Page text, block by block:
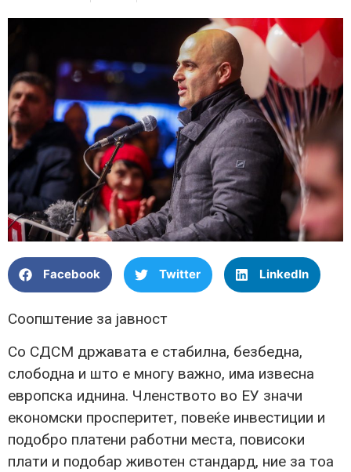
Facebook Twitter LinkedIn
Соопштение за јавност
Со СДСМ државата е стабилна, безбедна,
слободна и што е многу важно, има извесна
европска иднина. Членството во ЕУ значи
економски просперитет, повеќе инвестиции и
подобро платени работни места, повисоки
плати и подобар животен стандард, ние за тоа